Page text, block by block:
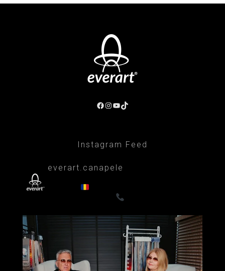
Facebook
Instagram
YouTube
TikTok
Instagram Feed
everart.canapele